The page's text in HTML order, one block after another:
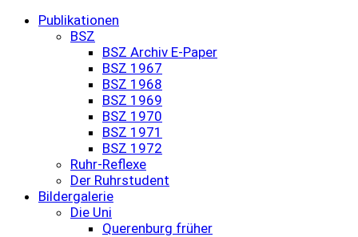
Publikationen
BSZ
BSZ Archiv E-Paper
BSZ 1967
BSZ 1968
BSZ 1969
BSZ 1970
BSZ 1971
BSZ 1972
Ruhr-Reflexe
Der Ruhrstudent
Bildergalerie
Die Uni
Querenburg früher